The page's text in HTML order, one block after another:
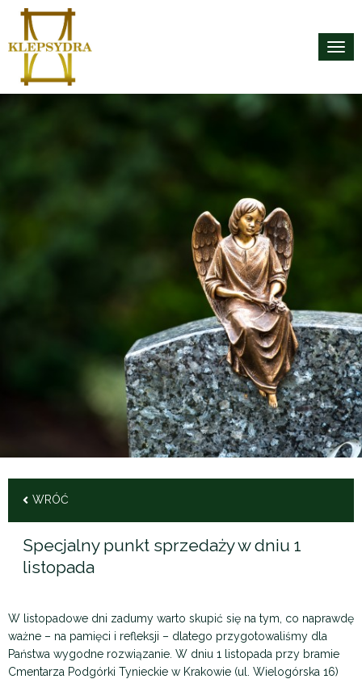
WRÓĆ
Specjalny punkt sprzedaży w dniu 1
listopada
W listopadowe dni zadumy warto skupić się na tym, co naprawdę
ważne – na pamięci i refleksji – dlatego przygotowaliśmy dla
Państwa wygodne rozwiązanie. W dniu 1 listopada przy bramie
Cmentarza Podgórki Tynieckie w Krakowie (ul. Wielogórska 16)